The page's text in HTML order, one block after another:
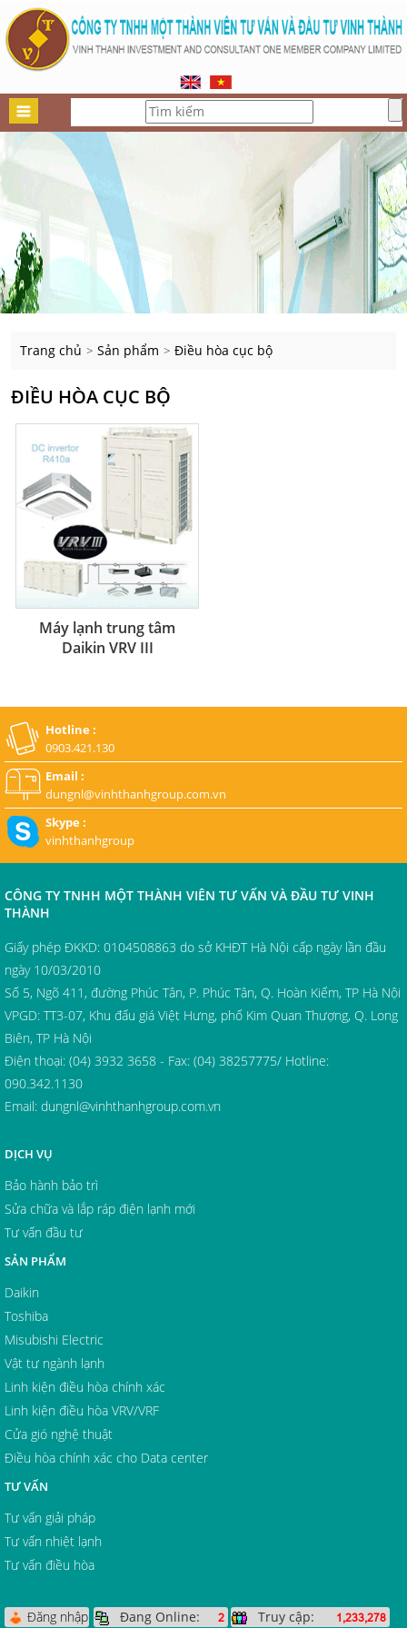
Trang chủ > Sản phẩm > Điều hòa cục bộ
ĐIỀU HÒA CỤC BỘ
Máy lạnh trung tâm
Daikin VRV III
Hotline :
0903.421.130
Email :
dungnl@vinhthanhgroup.com.vn
Skype :
vinhthanhgroup
CÔNG TY TNHH MỘT THÀNH VIÊN TƯ VẤN VÀ ĐẦU TƯ VINH
THÀNH
Giấy phép ĐKKD: 0104508863 do sở KHĐT Hà Nội cấp ngày lần đầu
ngày 10/03/2010
Số 5, Ngõ 411, đường Phúc Tân, P. Phúc Tân, Q. Hoàn Kiếm, TP Hà Nội
VPGD: TT3-07, Khu đấu giá Việt Hưng, phố Kim Quan Thượng, Q. Long
Biên, TP Hà Nội
Điện thoại: (04) 3932 3658 - Fax: (04) 38257775/ Hotline:
090.342.1130
Email: dungnl@vinhthanhgroup.com.vn
DỊCH VỤ
Bảo hành bảo trì
Sửa chữa và lắp ráp điện lạnh mới
Tư vấn đầu tư
SẢN PHẨM
Daikin
Toshiba
Misubishi Electric
Vật tư ngành lạnh
Linh kiện điều hòa chính xác
Linh kiện điều hòa VRV/VRF
Cửa gió nghệ thuật
Điều hòa chính xác cho Data center
TƯ VẤN
Tư vấn giải pháp
Tư vấn nhiệt lạnh
Tư vấn điều hòa
Đăng nhập Đang Online: 2 Truy cập: 1,233,278